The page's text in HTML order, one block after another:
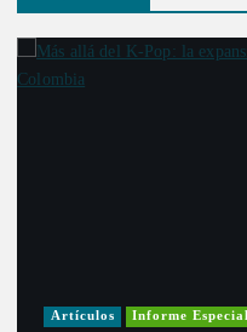
Artículos Informe Especial